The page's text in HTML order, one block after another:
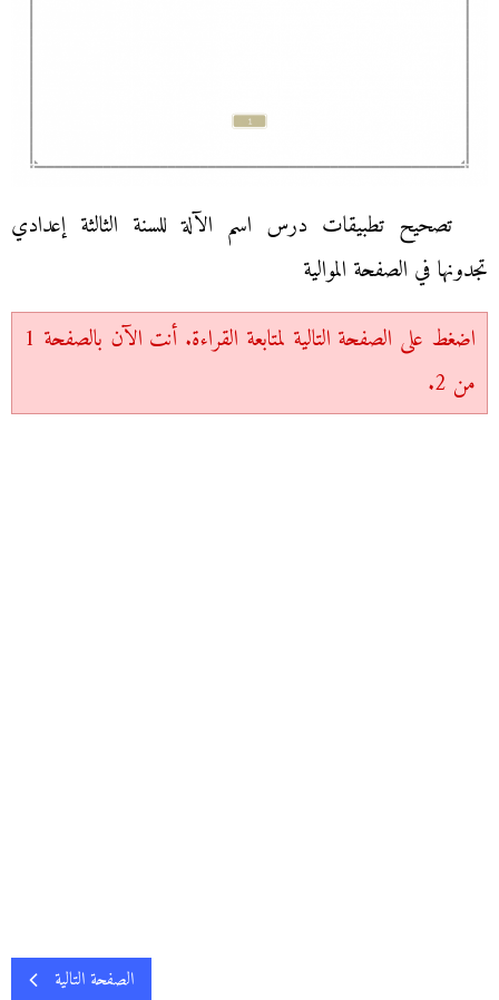
تصحيح تطبيقات درس اسم الآلة للسنة الثالثة إعدادي
تجدونها في الصفحة الموالية
اضغط على الصفحة التالية لمتابعة القراءة. أنت الآن بالصفحة 1
من 2.
الصفحة التالية